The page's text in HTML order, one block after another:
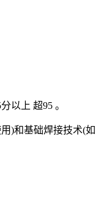
以上 超95 。
)和基础焊接技术(如